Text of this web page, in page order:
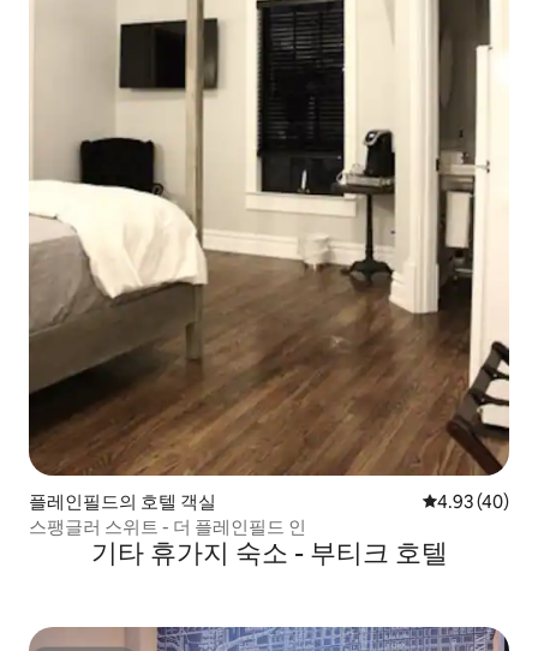
플레인필드의 호텔 객실 평점 4.93점(5
4.93 (40)
스팽글러 스위트 - 더 플레인필드 인
기타 휴가지 숙소 - 부티크 호텔